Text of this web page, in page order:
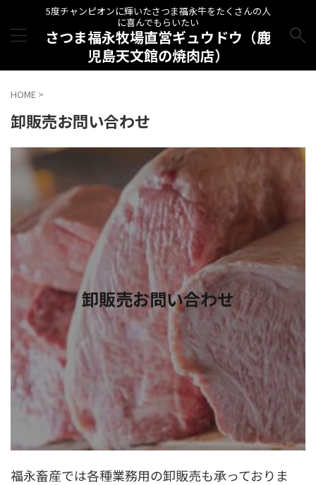
5度チャンピオンに輝いたさつま福永牛をたくさんの人
に喜んでもらいたい
さつま福永牧場直営ギュウドウ（鹿
児島天文館の焼肉店）
HOME >
卸販売お問い合わせ
卸販売お問い合わせ
福永畜産では各種業務用の卸販売も承っておりま